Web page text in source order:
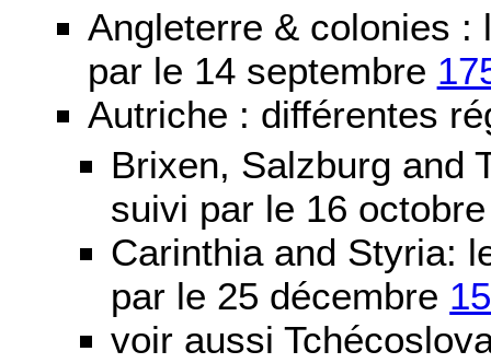
Angleterre & colonies
par le 14 septembre
Autriche : différentes
Brixen, Salzburg and
suivi par le 16
Carinthia and Styria:
par le 25 décembre
voir aussi